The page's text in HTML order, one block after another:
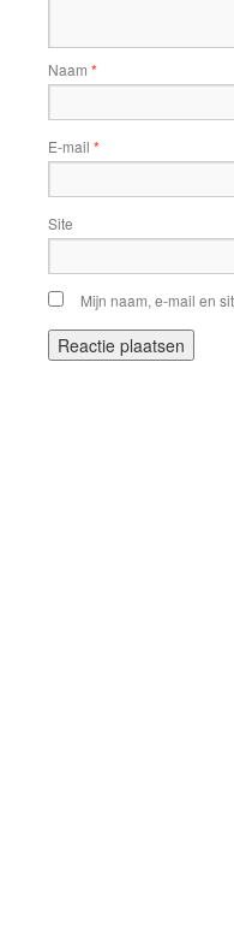
Naam *
E-mail *
Site
Mijn naam, e-mail en